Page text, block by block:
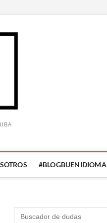
#BLOGBUENIDIOMA
Buscar: